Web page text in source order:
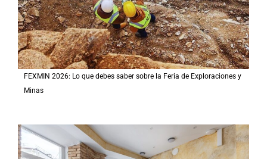
FEXMIN 2026: Lo que debes saber sobre la Feria de Exploraciones y
Minas